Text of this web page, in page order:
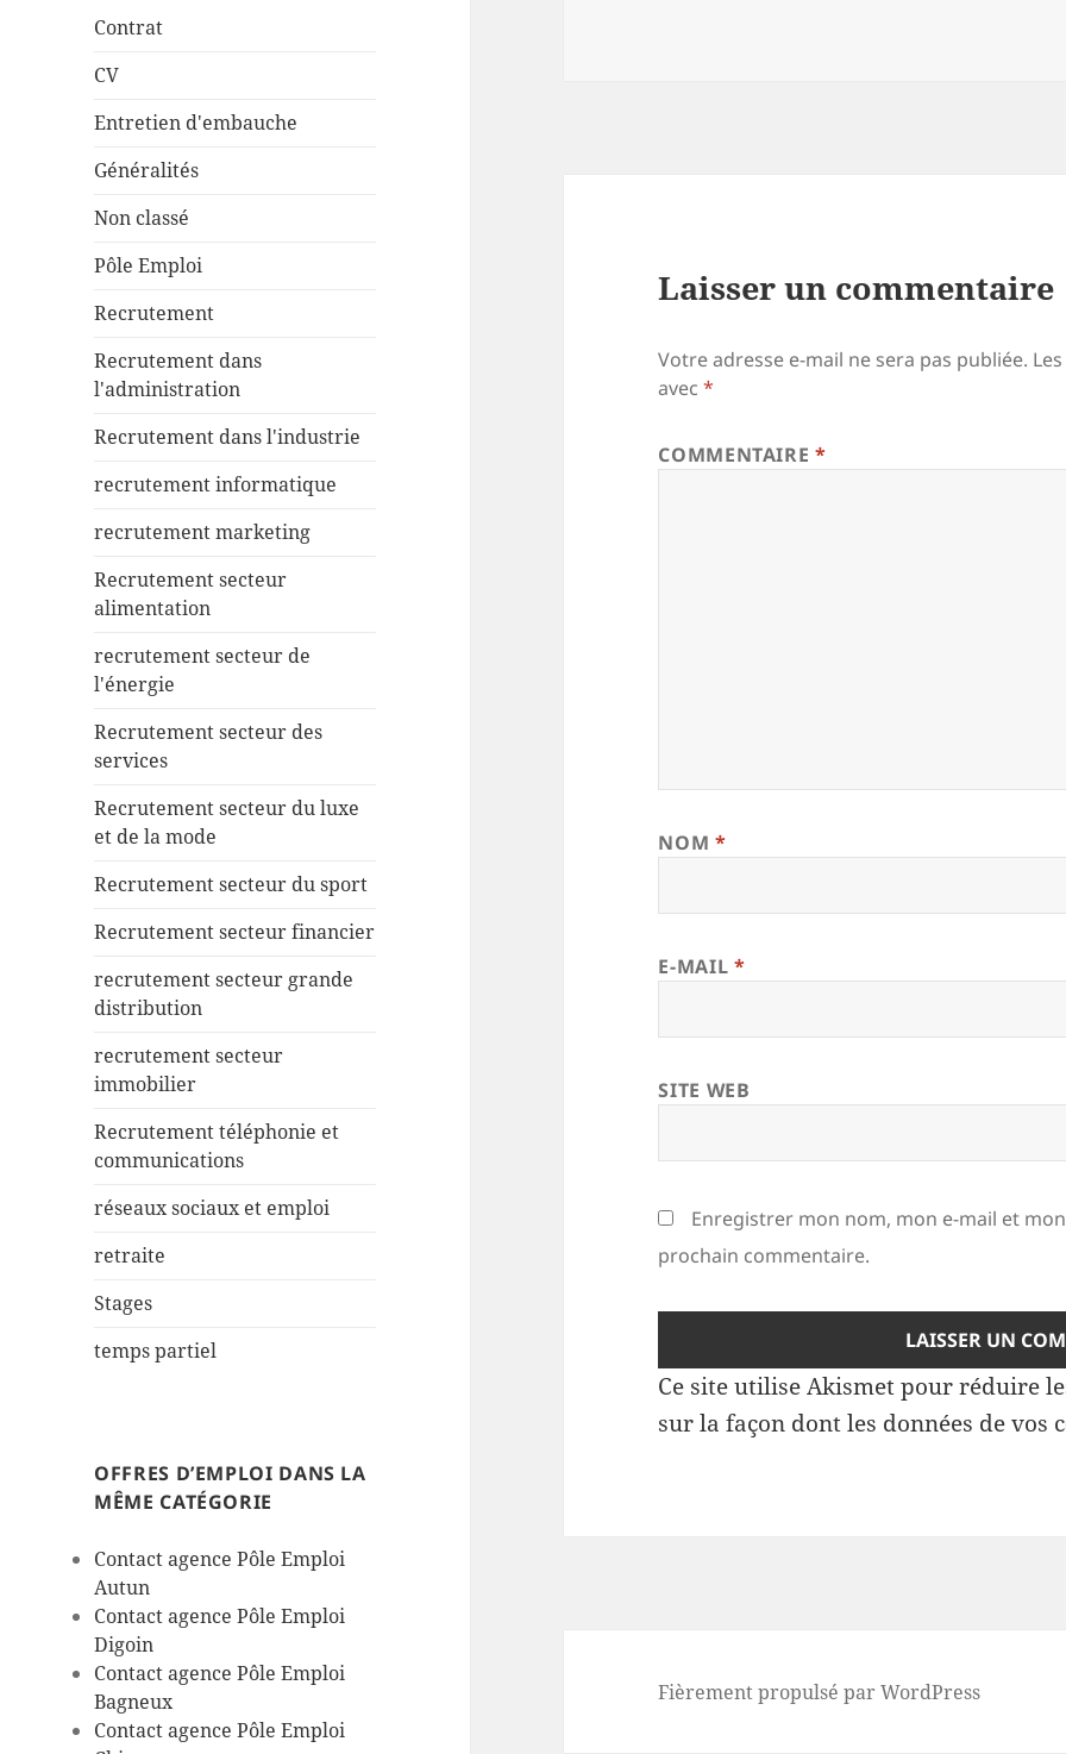
Contrat
CV
Entretien d'embauche
Généralités
Non classé
Pôle Emploi
Recrutement
Recrutement dans
l'administration
Recrutement dans l'industrie
recrutement informatique
recrutement marketing
Recrutement secteur
alimentation
recrutement secteur de
l'énergie
Recrutement secteur des
services
Recrutement secteur du luxe
et de la mode
Recrutement secteur du sport
Recrutement secteur financier
recrutement secteur grande
distribution
recrutement secteur
immobilier
Recrutement téléphonie et
communications
réseaux sociaux et emploi
retraite
Stages
temps partiel
OFFRES D’EMPLOI DANS LA
MÊME CATÉGORIE
Contact agence Pôle Emploi
Autun
Contact agence Pôle Emploi
Digoin
Contact agence Pôle Emploi
Bagneux
Contact agence Pôle Emploi
Laisser un commentaire
Votre adresse e-mail ne sera pas publiée.
avec*
COMMENTAIRE*
NOM *
E-MAIL *
SITE WEB
Enregistrer mon nom, mon e-mail et
prochain commentaire.
Ce site utilise Akismet pour réduire
sur la façon dont les données de vos
Fièrement propulsé par WordPress